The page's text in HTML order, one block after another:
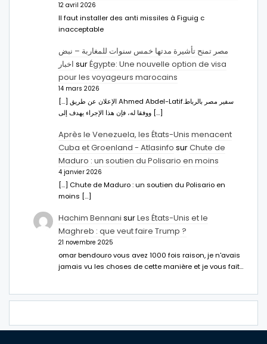
12 avril 2026
Il faut installer des anti missiles à Figuig c
inacceptable
مصر تمنح تأشيرة مدتها خمس سنوات للمغاربة – نبض
اخبار surÉgypte: Une nouvelle option de visa
pour les voyageurs marocains
14 mars 2026
[…] الإعلان عن طريق Ahmed Abdel-Latifسفير مصر بالرباط.
ووفقا له، فإن هذا الإجراء يهدف إلى […]
Après le Venezuela, les États-Unis menacent
Cuba et Groenland - Atlasinfo surChute de
Maduro : un soutien du Polisario en moins
4 janvier 2026
[…] Chute de Maduro : un soutien du Polisario en
moins […]
Hachim Bennani surLes États-Unis et le
Maghreb : que veut faire Trump ?
21 novembre 2025
omar bendouro vous avez 1000 fois raison, je n'avais
jamais vu les choses de cette manière et je vous fait…